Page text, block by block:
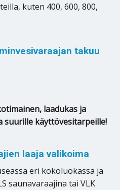
kuten 400, 600, 800,
takuu
laadukas ja
suurille käyttövesitarpeille!
laaja valikoima
eri kokoluokassa ja
saunavaraajina tai VLK